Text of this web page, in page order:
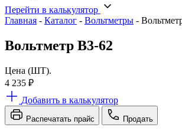
Перейти в калькулятор
Главная - Каталог - Вольтметры -
Вольтметр В3-62
Цена (ШТ).
4 235 ₽
Добавить в калькулятор
Распечатать прайс Продать